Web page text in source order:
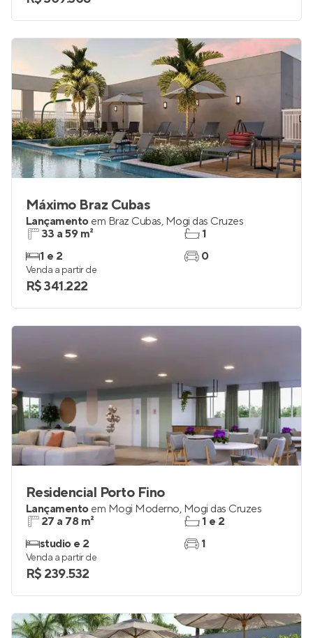
Máximo Braz Cubas
Lançamento em Braz Cubas, Mogi das Cruzes
33 a 59 m²
1 e 2
1
0
Venda a partir de
R$ 341.222
Residencial Porto Fino
Lançamento em Mogi Moderno, Mogi das Cruzes
27 a 78 m²
studio e 2
1 e 2
1
Venda a partir de
R$ 239.532